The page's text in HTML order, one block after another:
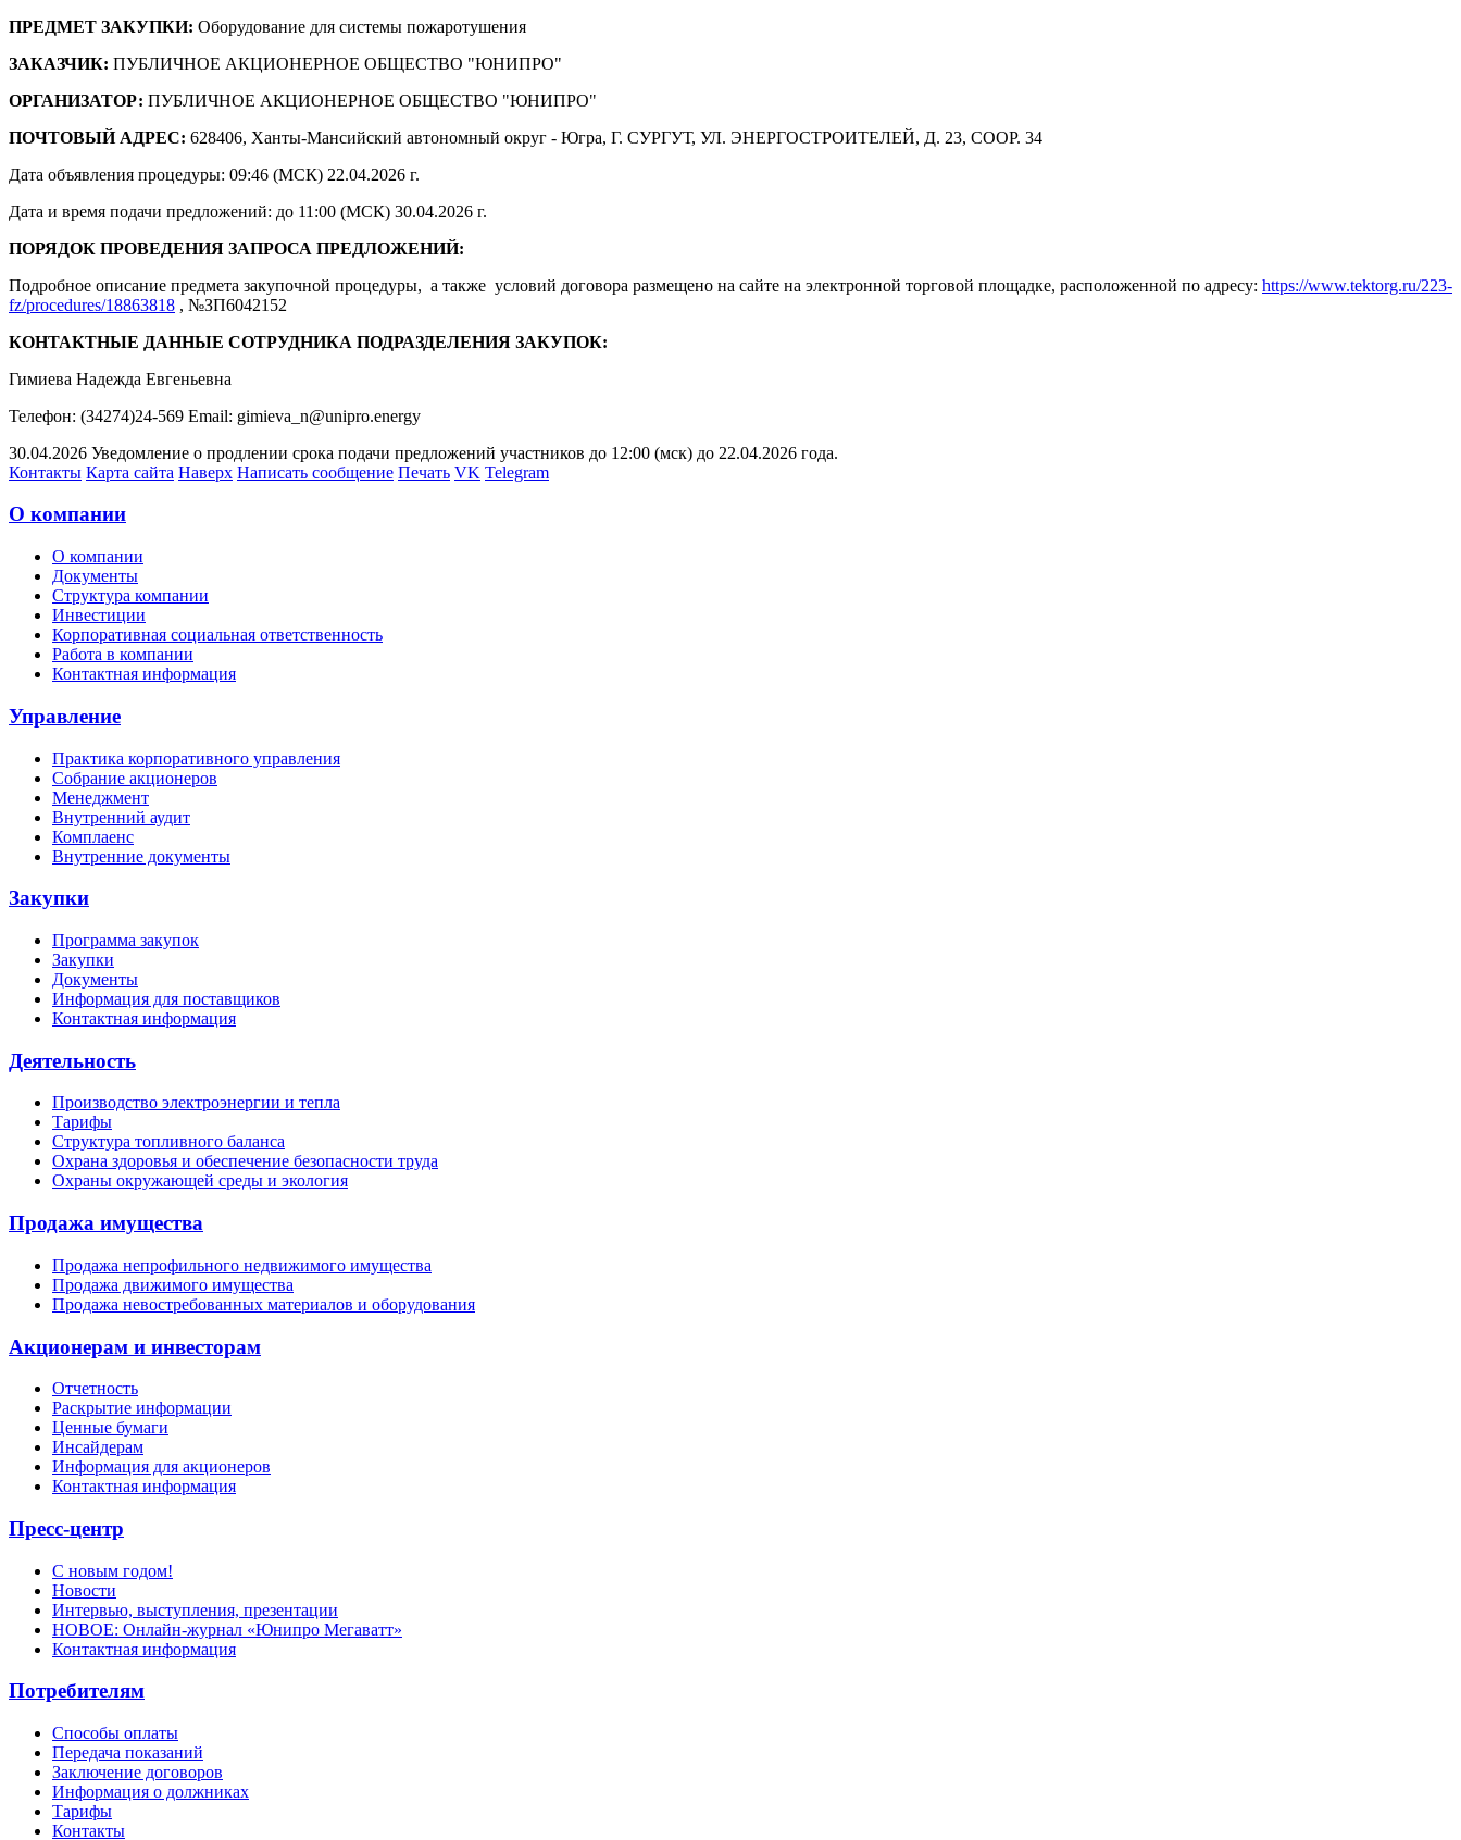
ПРЕДМЕТ ЗАКУПКИ: Оборудование для системы пожаротушения
ЗАКАЗЧИК: ПУБЛИЧНОЕ АКЦИОНЕРНОЕ ОБЩЕСТВО "ЮНИПРО"
ОРГАНИЗАТОР: ПУБЛИЧНОЕ АКЦИОНЕРНОЕ ОБЩЕСТВО "ЮНИПРО"
ПОЧТОВЫЙ АДРЕС: 628406, Ханты-Мансийский автономный округ - Югра, Г. СУРГУТ, УЛ. ЭНЕРГОСТРОИТЕЛЕЙ, Д. 23, СООР. 34
Дата объявления процедуры: 09:46 (МСК) 22.04.2026 г.
Дата и время подачи предложений: до 11:00 (МСК) 30.04.2026 г.
ПОРЯДОК ПРОВЕДЕНИЯ ЗАПРОСА ПРЕДЛОЖЕНИЙ:
Подробное описание предмета закупочной процедуры, а также условий договора размещено на сайте на электронной торговой площадке, расположенной по адресу: https://www.tektorg.ru/223-
fz/procedures/18863818 , №ЗП6042152
КОНТАКТНЫЕ ДАННЫЕ СОТРУДНИКА ПОДРАЗДЕЛЕНИЯ ЗАКУПОК:
Гимиева Надежда Евгеньевна
Телефон: (34274)24-569 Email: gimieva_n@unipro.energy
30.04.2026 Уведомление о продлении срока подачи предложений участников до 12:00 (мск) до 22.04.2026 года.
Контакты Карта сайта Наверх Написать сообщение Печать VK Telegram
О компании
О компании
Документы
Структура компании
Инвестиции
Корпоративная социальная ответственность
Работа в компании
Контактная информация
Управление
Практика корпоративного управления
Собрание акционеров
Менеджмент
Внутренний аудит
Комплаенс
Внутренние документы
Закупки
Программа закупок
Закупки
Документы
Информация для поставщиков
Контактная информация
Деятельность
Производство электроэнергии и тепла
Тарифы
Структура топливного баланса
Охрана здоровья и обеспечение безопасности труда
Охраны окружающей среды и экология
Продажа имущества
Продажа непрофильного недвижимого имущества
Продажа движимого имущества
Продажа невостребованных материалов и оборудования
Акционерам и инвесторам
Отчетность
Раскрытие информации
Ценные бумаги
Инсайдерам
Информация для акционеров
Контактная информация
Пресс-центр
С новым годом!
Новости
Интервью, выступления, презентации
НОВОЕ: Онлайн-журнал «Юнипро Мегаватт»
Контактная информация
Потребителям
Способы оплаты
Передача показаний
Заключение договоров
Информация о должниках
Тарифы
Контакты